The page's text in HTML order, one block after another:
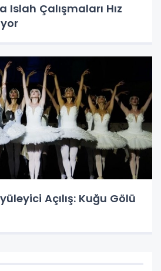
Islah Çalışmaları Hız
Açılış: Kuğu Gölü